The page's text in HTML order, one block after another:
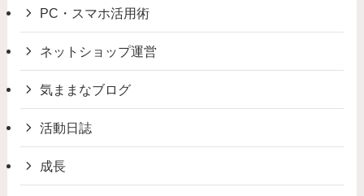
PC・スマホ活用術
ネットショップ運営
気ままなブログ
活動日誌
成長